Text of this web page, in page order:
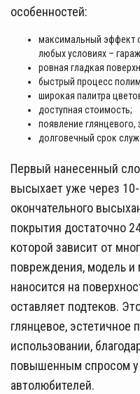
особенностей:
максимальный эффект
любых условиях –
ровная гладкая
быстрый процесс
широкая палитра
доступная стоимость;
появление глянцевого,
долговечный срок
Первый нанесенный
высыхает уже через
окончательного
покрытия достаточно
которой зависит от
повреждения, модель и
наносится на
оставляет подтеков.
глянцевое,
использовании,
повышенным спросом у
автолюбителей.